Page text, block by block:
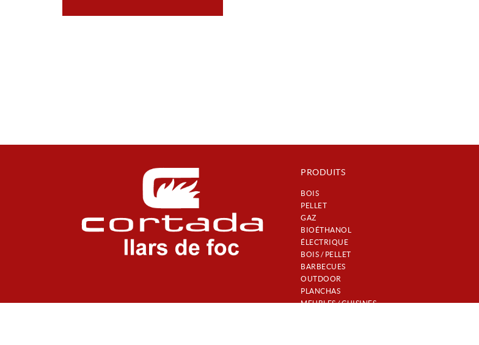
PRODUITS
BOIS
PELLET
GAZ
BIOÉTHANOL
ÉLECTRIQUE
BOIS / PELLET
BARBECUES
OUTDOOR
PLANCHAS
MEUBLES / CUISINES